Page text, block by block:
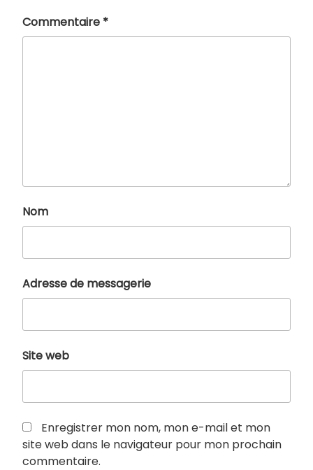
Commentaire *
Nom
Adresse de messagerie
Site web
Enregistrer mon nom, mon e-mail et mon
site web dans le navigateur pour mon prochain
commentaire.